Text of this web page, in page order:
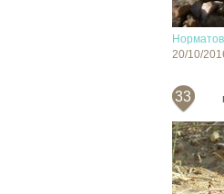
20/10/
33